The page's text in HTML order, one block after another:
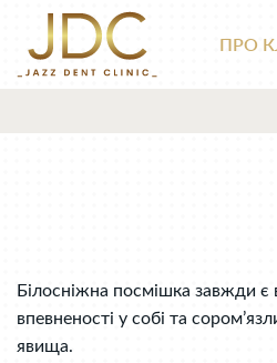
ПРО
Білосніжна посмішка завжди
впевненості у собі та
явища.